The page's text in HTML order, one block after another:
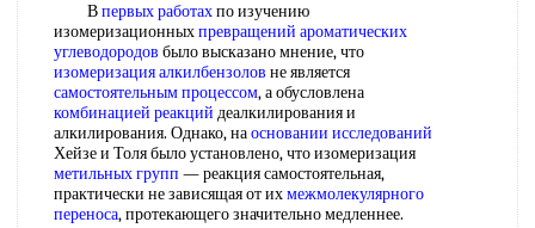
Впервых работахпо изучению
изомеризационныхпревращений ароматических
углеводородов было высказано мнение, что
изомеризация алкилбензолов не является
самостоятельным процессом, а обусловлена
комбинацией реакций деалкилирования и
алкилирования. Однако, наосновании исследований
Хейзе и Толя было установлено, что изомеризация
метильных групп — реакция самостоятельная,
практически не зависящая от ихмежмолекулярного
переноса, протекающего значительно медленнее.